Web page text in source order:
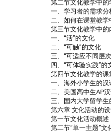
第二节文化教学中的
一、学习者的需求分
二、如何在课堂教
第三节文化教学中的
一、“活”的文化
二、“可触”的文化
三、“可适应不同层
四、“可体验实践”的
第四节文化教学的
一、海外小学生的汉
二、美国高中生AP
三、国内大学留学生
第六章 文化活动的
第一节文化活动概述
第二节“单一主题”